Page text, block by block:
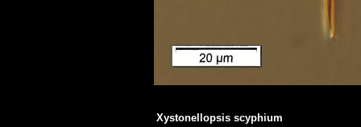
Xystonellopsis scyphium